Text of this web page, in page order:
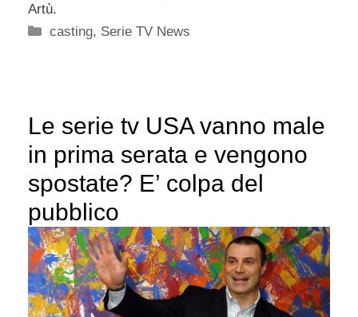
Artù.
Categorie
casting, Serie TV News
Le serie tv USA vanno male
in prima serata e vengono
spostate? E’ colpa del
pubblico